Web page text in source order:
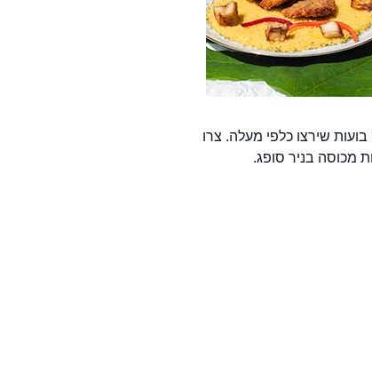
עץ שהוכנסה לשמן תעלה בועות שירצו כלפי מעלה. צרו